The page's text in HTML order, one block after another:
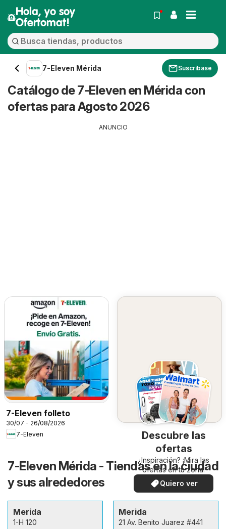
Hola, yo soy
Ofertomat!
7-Eleven Mérida Suscríbase
Catálogo de 7-Eleven en Mérida con
ofertas para Agosto 2026
ANUNCIO
7-Eleven folleto
30/07 - 26/08/2026
7-Eleven
Descubre las
ofertas
¿Inspiración? ¡Mira las
ofertas en tu zona!
Quiero ver
7-Eleven Mérida - Tiendas en la ciudad
y sus alrededores
Merida
1-H 120
Merida
21 Av. Benito Juarez #441